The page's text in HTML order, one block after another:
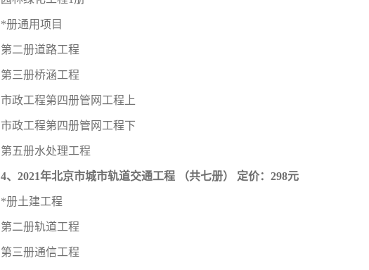
*册通用项目
第二册道路工程
第三册桥涵工程
市政工程第四册管网工程上
市政工程第四册管网工程下
第五册水处理工程
4、2021年北京市城市轨道交通工程 （共七册） 定价：298元
*册土建工程
第二册轨道工程
第三册通信工程